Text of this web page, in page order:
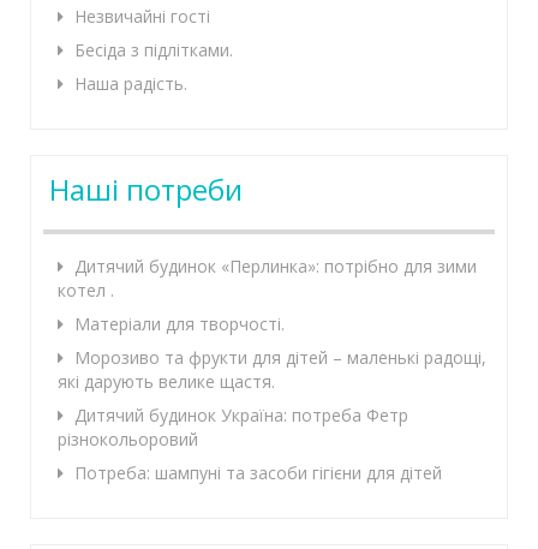
Незвичайні гості
Бесіда з підлітками.
Наша радість.
Наші потреби
Дитячий будинок «Перлинка»: потрібно для зими
котел .
Матеріали для творчості.
Морозиво та фрукти для дітей – маленькі радощі,
які дарують велике щастя.
Дитячий будинок Україна: потреба Фетр
різнокольоровий
Потреба: шампуні та засоби гігієни для дітей